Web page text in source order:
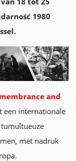
1980
and
een internationale
met nadruk